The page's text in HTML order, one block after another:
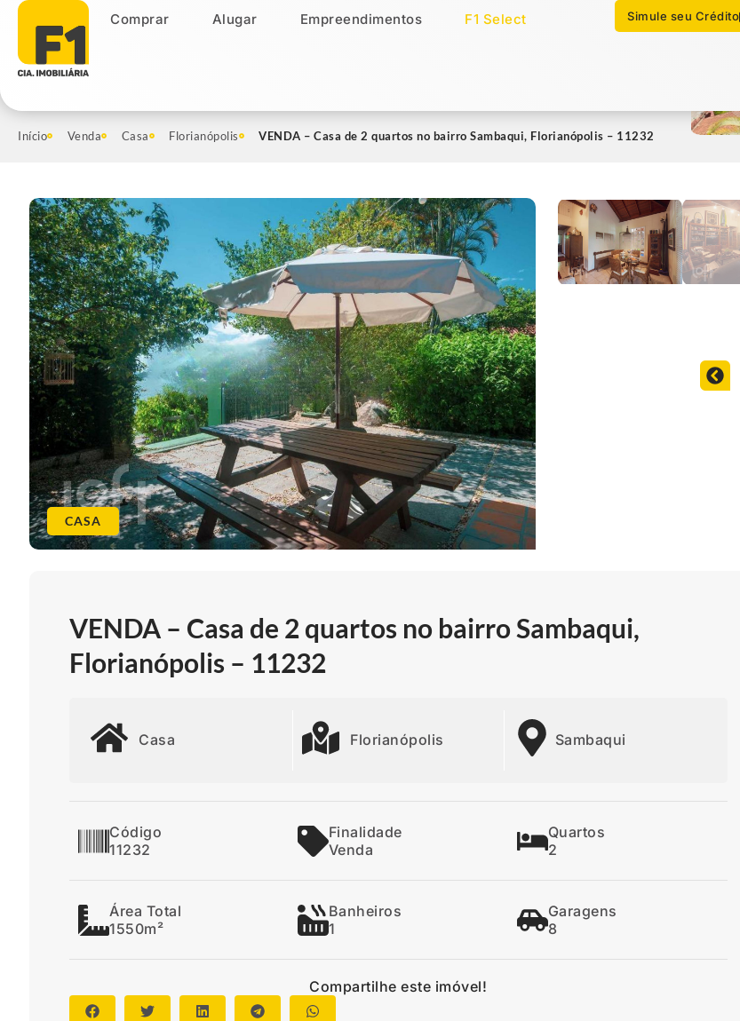
Comprar Alugar Empreendimentos F1 Select Simule seu Crédito
Comprar Alugar Empreendimentos Imóveis Select
Chamar no WhatsApp
Início Venda Casa Florianópolis VENDA – Casa de 2 quartos no bairro Sambaqui, Florianópolis – 11232
CASA
VENDA – Casa de 2 quartos no bairro Sambaqui,
Florianópolis – 11232
Casa Florianópolis Sambaqui
Código
11232
Finalidade
Venda
Quartos
2
Área Total
1550m²
Banheiros
1
Garagens
8
Compartilhe este imóvel!